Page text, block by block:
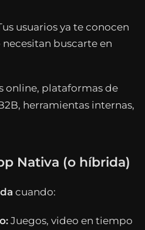
usuarios ya te conocen
buscarte en
online, plataformas de
herramientas internas,
Nativa (o híbrida)
cuando:
Juegos, video en tiempo